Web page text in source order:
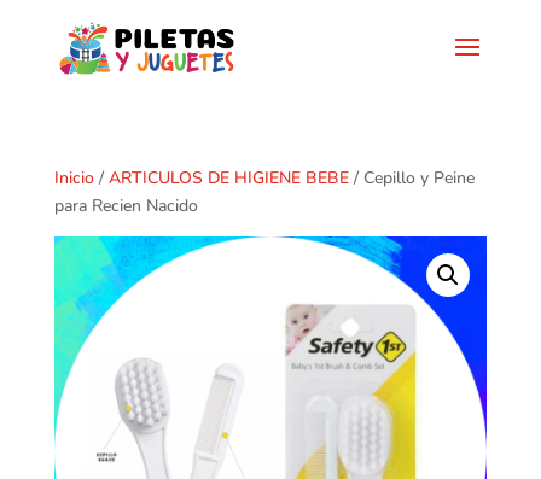
Inicio/ ARTICULOS DE HIGIENE BEBE/ Cepillo y Peine
para Recien Nacido